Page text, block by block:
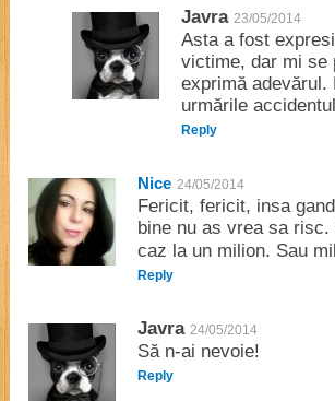
Javra 23/05/2014
Asta a fost
victime, dar mi se
exprimă adevărul.
urmările
Reply
Nice 24/05/2014
Fericit, fericit, insa
bine nu as vrea sa
caz la un milion. Sau
Reply
Javra 24/05/2014
Să n-ai nevoie!
Reply